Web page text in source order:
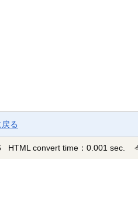
る
HTML convert time：0.001 sec.